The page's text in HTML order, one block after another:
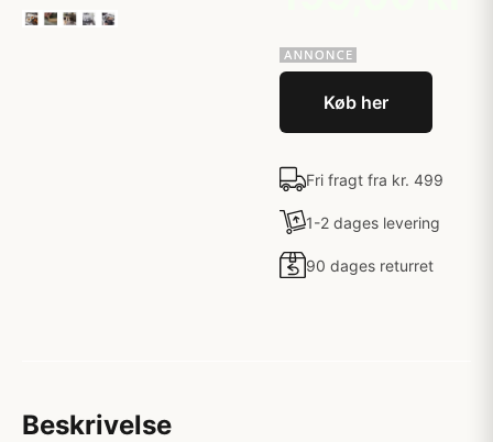
Køb her
Fri fragt fra kr. 499
1-2 dages levering
90 dages returret
Beskrivelse